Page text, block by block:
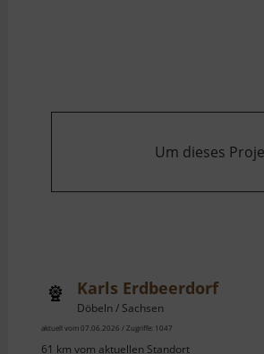
Um dieses
Karls Erdbeerdorf
Döbeln / Sachsen
aktuell vom 07.06.2026 / Zugriffe: 1047
61 km vom aktuellen Standort